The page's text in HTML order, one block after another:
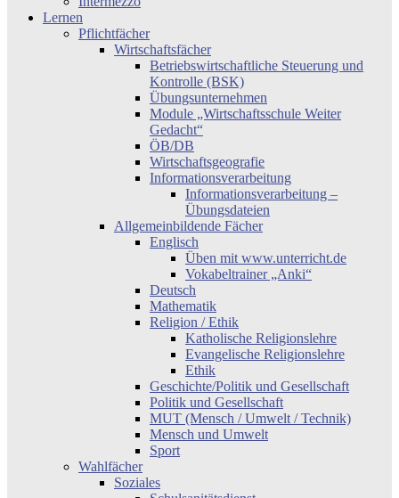
Lernen
Pflichtfächer
Wirtschaftsfächer
Betriebswirtschaftliche Steuerung und
Kontrolle (BSK)
Übungsunternehmen
Module „Wirtschaftsschule Weiter
Gedacht“
ÖB/DB
Wirtschaftsgeografie
Informationsverarbeitung
Informationsverarbeitung –
Übungsdateien
Allgemeinbildende Fächer
Englisch
Üben mit www.unterricht.de
Vokabeltrainer „Anki“
Deutsch
Mathematik
Religion / Ethik
Katholische Religionslehre
Evangelische Religionslehre
Ethik
Geschichte/Politik und Gesellschaft
Politik und Gesellschaft
MUT (Mensch / Umwelt / Technik)
Mensch und Umwelt
Sport
Wahlfächer
Soziales